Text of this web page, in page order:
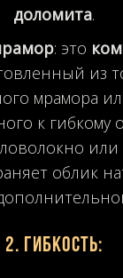
доломита.
: это
из
мрамора
к гибкому
облик
2. Гибкость: